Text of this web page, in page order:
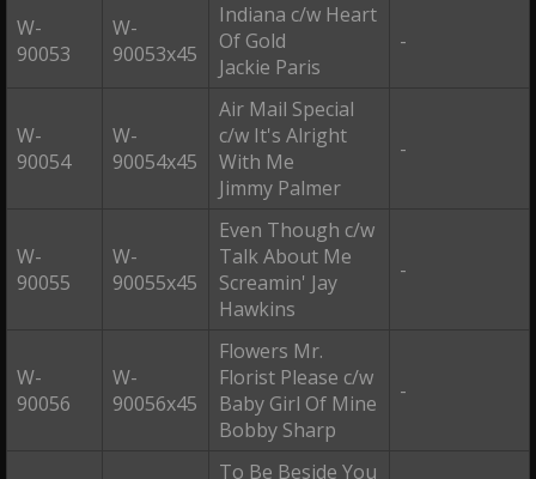
W-
90053
W-
90053x45
Indiana c/w Heart
Of Gold
Jackie Paris
-
W-
90054
W-
90054x45
Air Mail Special
c/w It's Alright
With Me
Jimmy Palmer
-
W-
90055
W-
90055x45
Even Though c/w
Talk About Me
Screamin' Jay
Hawkins
-
W-
90056
W-
90056x45
Flowers Mr.
Florist Please c/w
Baby Girl Of Mine
Bobby Sharp
-
To Be Beside You